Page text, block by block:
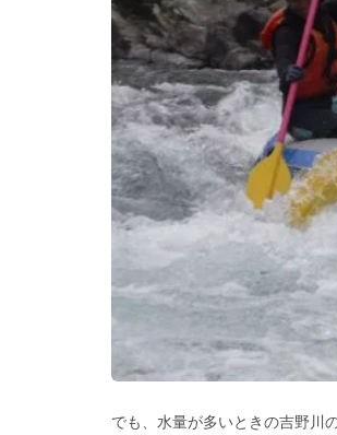
でも、水量が多いときの吉野川